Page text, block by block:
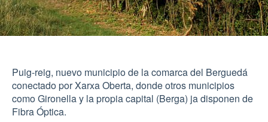
Puig-reig, nuevo municipio de la comarca del Berguedá
conectado por Xarxa Oberta, donde otros municipios
como Gironella y la propia capital (Berga) ja disponen de
Fibra Óptica.